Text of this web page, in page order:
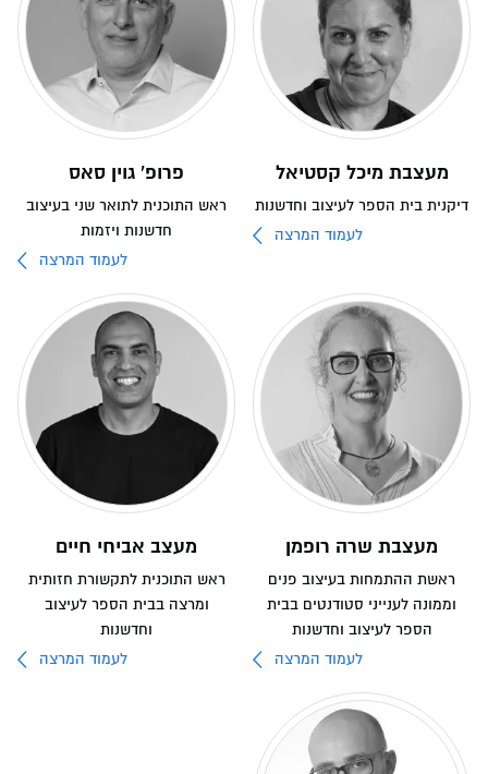
מעצבת מיכל קסטיאל
דיקנית בית הספר לעיצוב וחדשנות
לעמוד המרצה
פרופ' גוין סאס
ראש התוכנית לתואר שני בעיצוב
חדשנות ויזמות
לעמוד המרצה
מעצבת שרה רופמן
ראשת ההתמחות בעיצוב פנים
וממונה לענייני סטודנטים בבית
הספר לעיצוב וחדשנות
לעמוד המרצה
מעצב אביחי חיים
ראש התוכנית לתקשורת חזותית
ומרצה בבית הספר לעיצוב
וחדשנות
לעמוד המרצה